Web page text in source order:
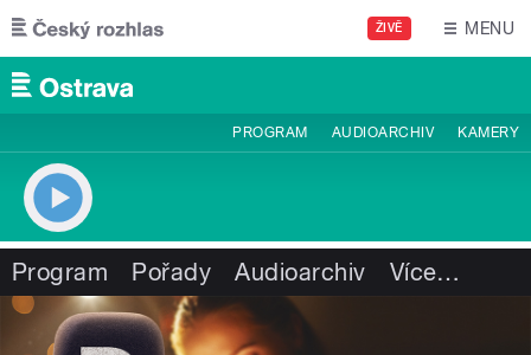
Přejít k hlavnímu obsahu
ŽIVĚ MENU
PROGRAM AUDIOARCHIV KAMERY
Program Pořady Audioarchiv Více…